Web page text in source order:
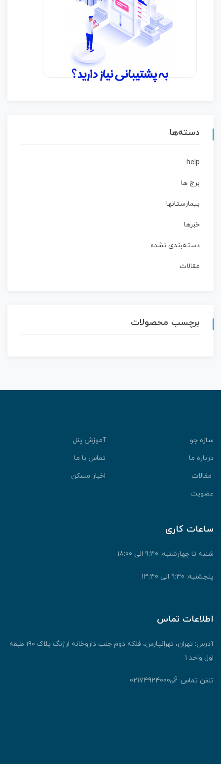
دسته‌ها
help
برج ها
بیمارستانها
خبرها
دسته‌بندی نشده
مقالات
برچسب محصولات
سازه جو
آموزش پنل
درباره ما
تماس با ما
مقالات
اخبار مسکن
عضویت
ساعات کاری
شنبه تا چهارشنبه: 9:30 الی 18:00
پنجشنبه: 9:30 الی 13:30
اطلاعات تماس
آدرس: تهران، تهرانپارس، فلکه دوم جنب داروخانه ارژنگ پلاک ۱۹۰ طبقه
اول واحد ۱
تلفن تماس: 02174924000